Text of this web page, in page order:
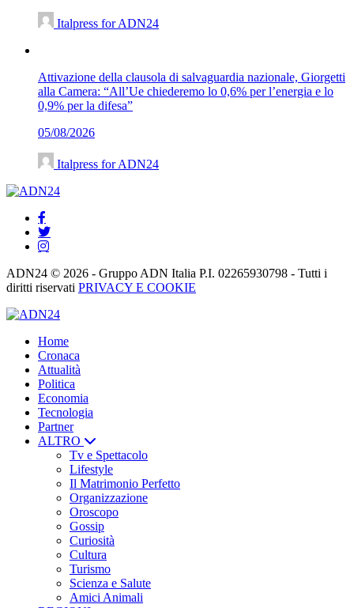
Italpress for ADN24
Attivazione della clausola di salvaguardia nazionale, Giorgetti
alla Camera: “All’Ue chiederemo lo 0,6% per l’energia e lo
0,9% per la difesa”
05/08/2026
Italpress for ADN24
ADN24 © 2026 - Gruppo ADN Italia P.I. 02265930798 - Tutti i
diritti riservati PRIVACY E COOKIE
Home
Cronaca
Attualità
Politica
Economia
Tecnologia
Partner
ALTRO
Tv e Spettacolo
Lifestyle
Il Matrimonio Perfetto
Organizzazione
Oroscopo
Gossip
Curiosità
Cultura
Turismo
Scienza e Salute
Amici Animali